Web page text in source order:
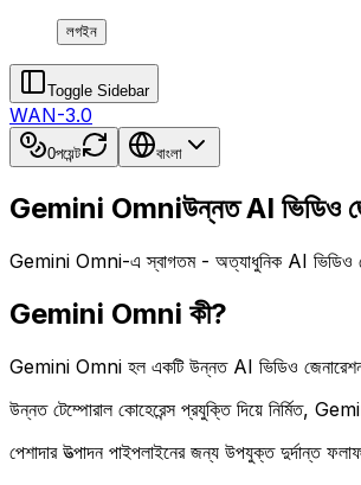
লগইন
Toggle Sidebar
WAN-3.0
0পয়েন্ট বাংলা
Gemini Omniউন্নত AI ভিডিও
Gemini Omni-এ স্বাগতম - অত্যাধুনিক AI ভিডিও
Gemini Omni কী?
Gemini Omni হল একটি উন্নত AI ভিডিও জেনারেশন
উন্নত টেম্পোরাল কোহেরেন্স প্রযুক্তি দিয়ে নির্মিত,
পেশাদার উত্পাদন পাইপলাইনের জন্য উপযুক্ত দুর্দান্ত